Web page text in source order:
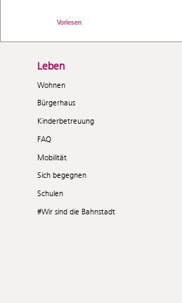
Vorlesen
Leben
Wohnen
Bürgerhaus
Kinderbetreuung
FAQ
Mobilität
Sich begegnen
Schulen
#Wir sind die Bahnstadt